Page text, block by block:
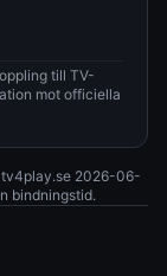
till TV-
mot officiella
tv4play.se 2026-06-
bindningstid.